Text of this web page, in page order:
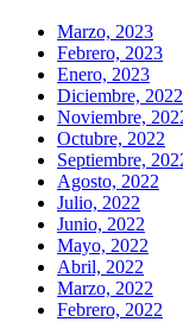
Marzo, 2023
Febrero, 2023
Enero, 2023
Diciembre, 2022
Noviembre,
Octubre, 2022
Septiembre,
Agosto, 2022
Julio, 2022
Junio, 2022
Mayo, 2022
Abril, 2022
Marzo, 2022
Febrero, 2022